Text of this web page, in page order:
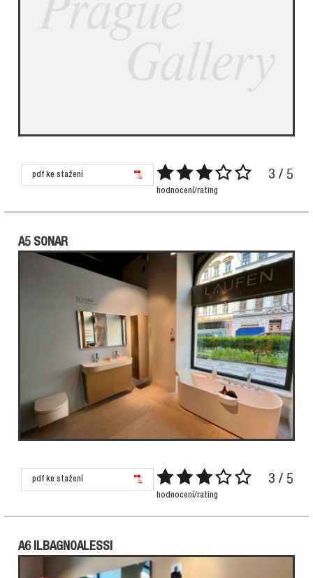
pdf ke stažení 3 / 5
hodnocení/rating
A5 SONAR
pdf ke stažení 3 / 5
hodnocení/rating
A6 ILBAGNOALESSI